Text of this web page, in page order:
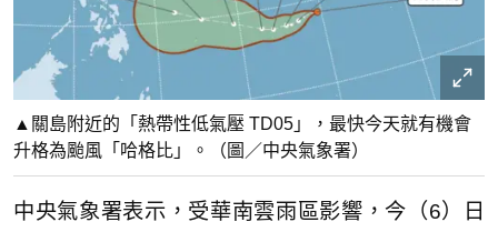
▲關島附近的「熱帶性低氣壓 TD05」，最快今天就有機會
升格為颱風「哈格比」。（圖／中央氣象署）
中央氣象署表示，受華南雲雨區影響，今（6）日